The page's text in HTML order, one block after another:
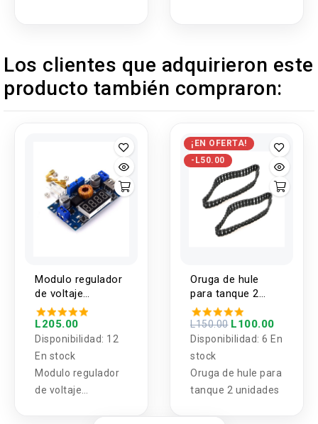
Los clientes que adquirieron este
producto también compraron:
Modulo regulador
de voltaje
descendente 5A
con pantalla led
L205.00
Disponibilidad: 12
En stock
Modulo regulador
de voltaje
¡EN OFERTA!
-L50.00
Oruga de hule
para tanque 2
unidades
L150.00 L100.00
Disponibilidad: 6 En
stock
Oruga de hule para
tanque 2 unidades